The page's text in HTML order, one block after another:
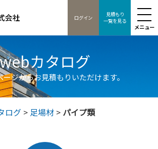
メニュー
ログイン
見積もり
一覧を見る
webカタログ
ジからお見積もりいただけます。
ログ > 足場材 > パイプ類